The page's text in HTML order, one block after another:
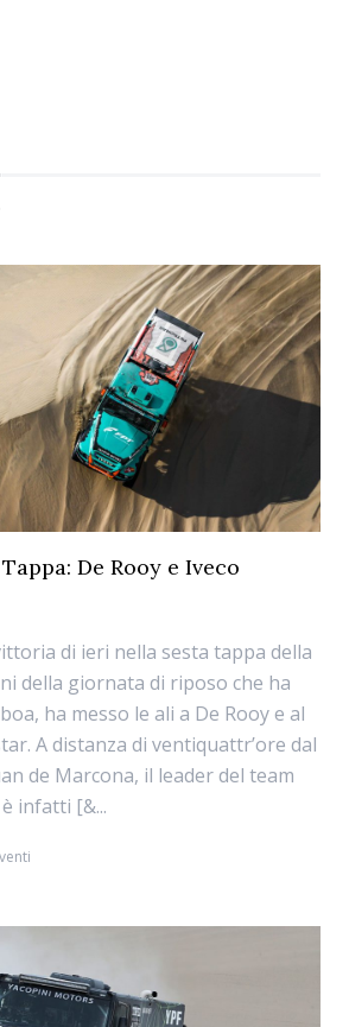
Tappa: De Rooy e Iveco
di ieri nella sesta tappa della
della giornata di riposo che ha
ha messo le ali a De Rooy e al
A distanza di ventiquattr’ore dal
de Marcona, il leader del team
infatti [&...